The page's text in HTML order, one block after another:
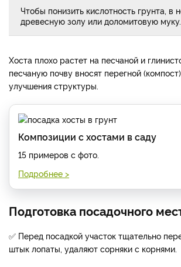
Чтобы понизить кислотность грунта, в
древесную золу или доломитовую муку.
Хоста плохо растет на песчаной и
песчаную почву вносят перегной
улучшения структуры.
Композиции с хостами в саду
15 примеров с фото.
Подробнее >
Подготовка посадочного
✅ Перед посадкой участок тщательно
штык лопаты, удаляют сорняки с корнями.